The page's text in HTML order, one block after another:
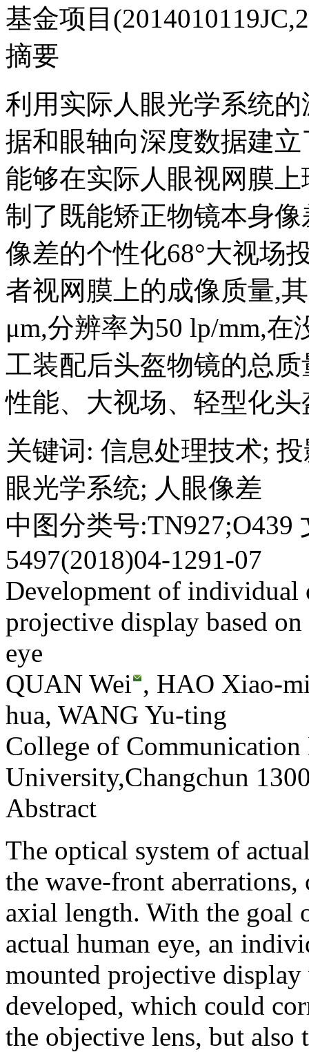
基金项目
摘要
利用实际人眼光学系统
据和眼轴向深度数据建
能够在实际人眼视网膜
制了既能矫正物镜本身
像差的个性化68°大视场
者视网膜上的成像质量,
μm,分辨率为50 lp/mm,
工装配后头盔物镜的总
性能、大视场、轻型化
关键词 : 信息处理技术;
眼光学系统; 人眼像差
中图分类号:TN927;O439
5497(2018)04-1291-07
Development of individual
projective display based
eye
QUAN Wei , HAO Xiao-
hua, WANG Yu-ting
College of
University,Changchun
Abstract
The optical system of
the wave-front
axial length. With the goal
actual human eye, an
mounted projective
developed, which could
the objective lens, but also